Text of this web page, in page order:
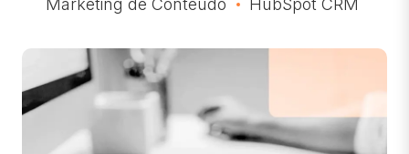
Marketing de Conteúdo
HubSpot CRM